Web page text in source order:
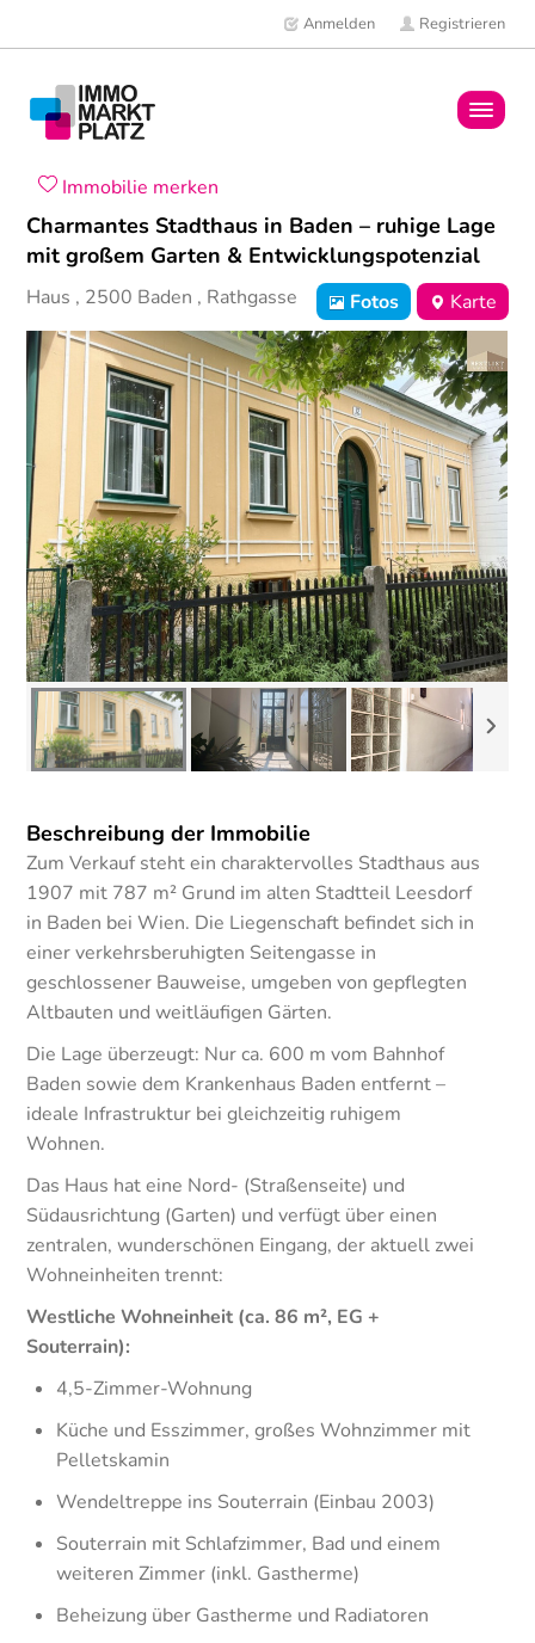
Anmelden Registrieren
Immobilien
Mitglieder
News
Immobilie merken
Charmantes Stadthaus in Baden – ruhige Lage
mit großem Garten & Entwicklungspotenzial
Haus , 2500 Baden , Rathgasse Fotos Karte
Beschreibung der Immobilie
Zum Verkauf steht ein charaktervolles Stadthaus aus
1907 mit 787 m² Grund im alten Stadtteil Leesdorf
in Baden bei Wien. Die Liegenschaft befindet sich in
einer verkehrsberuhigten Seitengasse in
geschlossener Bauweise, umgeben von gepflegten
Altbauten und weitläufigen Gärten.
Die Lage überzeugt: Nur ca. 600 m vom Bahnhof
Baden sowie dem Krankenhaus Baden entfernt –
ideale Infrastruktur bei gleichzeitig ruhigem
Wohnen.
Das Haus hat eine Nord- (Straßenseite) und
Südausrichtung (Garten) und verfügt über einen
zentralen, wunderschönen Eingang, der aktuell zwei
Wohneinheiten trennt:
Westliche Wohneinheit (ca. 86 m², EG +
Souterrain):
4,5-Zimmer-Wohnung
Küche und Esszimmer, großes Wohnzimmer mit
Pelletskamin
Wendeltreppe ins Souterrain (Einbau 2003)
Souterrain mit Schlafzimmer, Bad und einem
weiteren Zimmer (inkl. Gastherme)
Beheizung über Gastherme und Radiatoren